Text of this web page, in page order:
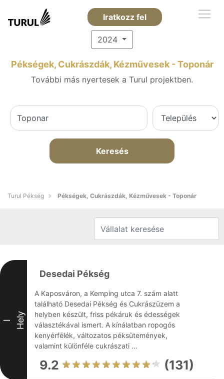
Iratkozz fel
2024
Pékségek, Cukrászdák, Kézművesek - Toponár
További más nyertesek a Turul projektben.
Keresés
Turul Pékség Pékségek, Cukrászdák, Kézművesek - Toponár
I Hely
Desedai Pékség
A Kaposváron, a Kemping utca 7. szám alatt
található Desedai Pékség és Cukrászüzem a
helyben készült, friss pékáruk és édességek
választékával ismert. A kínálatban ropogós
kenyérfélék, változatos péksütemények,
valamint különféle cukrászati ...
9.2 (131)